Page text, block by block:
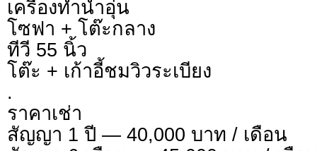
เครื่องทำน้ำอุ่น
โซฟา + โต๊ะกลาง
ทีวี 55 นิ้ว
โต๊ะ + เก้าอี้ชมวิวระเบียง
.
ราคาเช่า
สัญญา 1 ปี — 40,000 บาท / เดือน